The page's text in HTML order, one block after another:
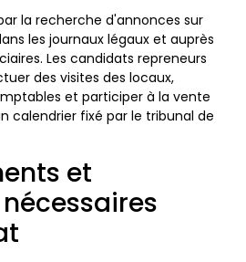
la recherche d'annonces sur
les journaux légaux et auprès
Les candidats repreneurs
des visites des locaux,
et participer à la vente
calendrier fixé par le tribunal de
et